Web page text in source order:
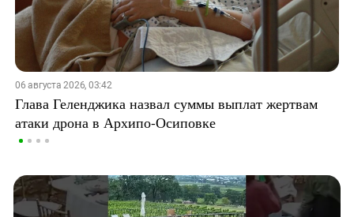
06 августа 2026, 03:42
Глава Геленджика назвал суммы выплат жертвам
атаки дрона в Архипо-Осиповке